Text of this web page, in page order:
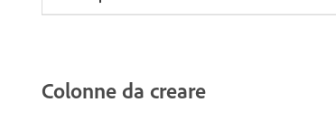
Colonne da creare